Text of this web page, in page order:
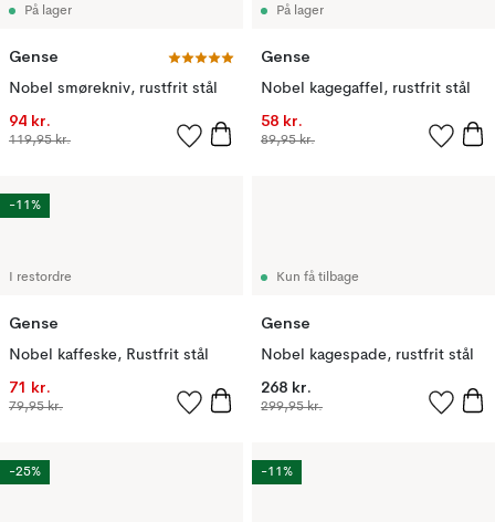
På lager
Gense
Nobel smørekniv, rustfrit stål
94 kr.
119,95 kr.
På lager
Gense
Nobel kagegaffel, rustfrit stål
58 kr.
89,95 kr.
I restordre
Gense
Nobel kaffeske, Rustfrit stål
71 kr.
79,95 kr.
-11%
Kun få tilbage
Gense
Nobel kagespade, rustfrit stål
268 kr.
299,95 kr.
-25% -11%